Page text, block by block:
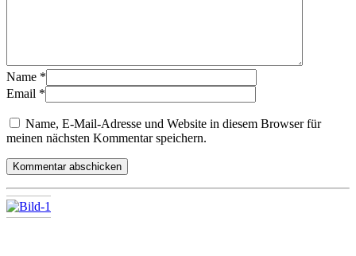
Name *
Email *
Name, E-Mail-Adresse und Website in diesem Browser für
meinen nächsten Kommentar speichern.